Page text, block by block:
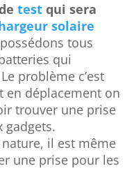
test qui sera
solaire
tous
qui
problème c’est
en déplacement on
trouver une prise
gadgets.
nature, il est même
une prise pour les